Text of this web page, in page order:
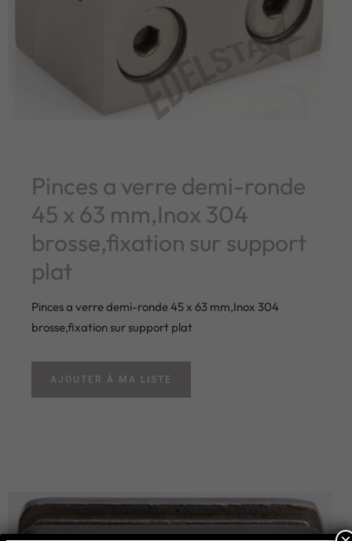
Pinces a verre demi-ronde
45 x 63 mm,Inox 304
brosse,fixation sur support
plat
Pinces a verre demi-ronde 45 x 63 mm,Inox 304
brosse,fixation sur support plat
AJOUTER À MA LISTE